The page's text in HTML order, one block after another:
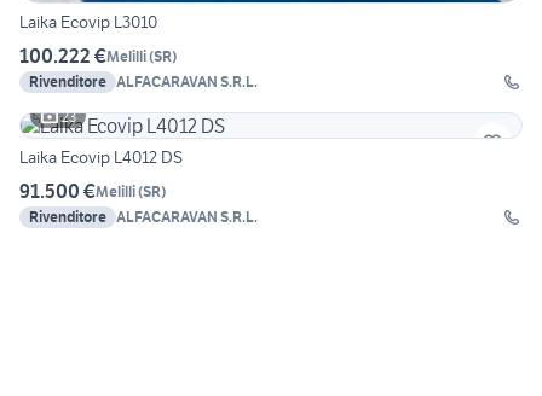
Laika Ecovip L3010
100.222 €Melilli(SR)
Rivenditore ALFACARAVAN S.R.L.
23
Laika Ecovip L4012 DS
91.500 €Melilli(SR)
Rivenditore ALFACARAVAN S.R.L.